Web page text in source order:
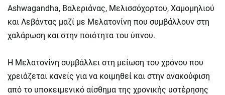
Ashwagandha, Βαλεριάνας, Μελισσόχορτου, Χαμομηλιού
και Λεβάντας μαζί με Μελατονίνη που συμβάλλουν στη
χαλάρωση και στην ποιότητα του ύπνου.
Η Μελατονίνη συμβάλλει στη μείωση του χρόνου που
χρειάζεται κανείς για να κοιμηθεί και στην ανακούφιση
από το υποκειμενικό αίσθημα της χρονικής υστέρησης